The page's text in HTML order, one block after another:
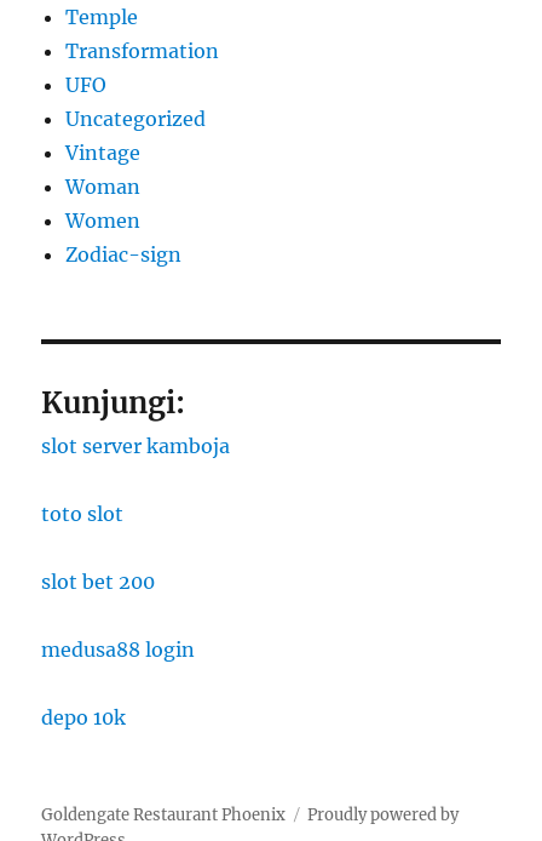
Temple
Transformation
UFO
Uncategorized
Vintage
Woman
Women
Zodiac-sign
Kunjungi:
slot server kamboja
toto slot
slot bet 200
medusa88 login
depo 10k
Goldengate Restaurant Phoenix
Proudly powered by